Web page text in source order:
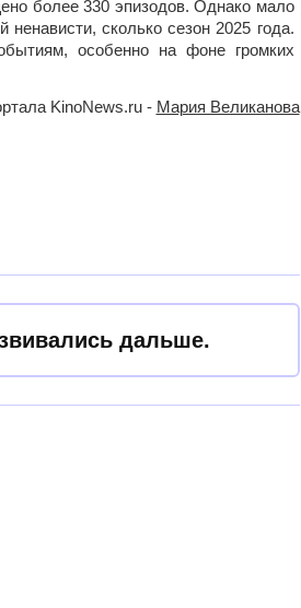
более 330 эпизодов. Однако мало
сколько сезон 2025 года.
особенно на фоне громких
KinoNews.ru - Мария Великанова
дальше.